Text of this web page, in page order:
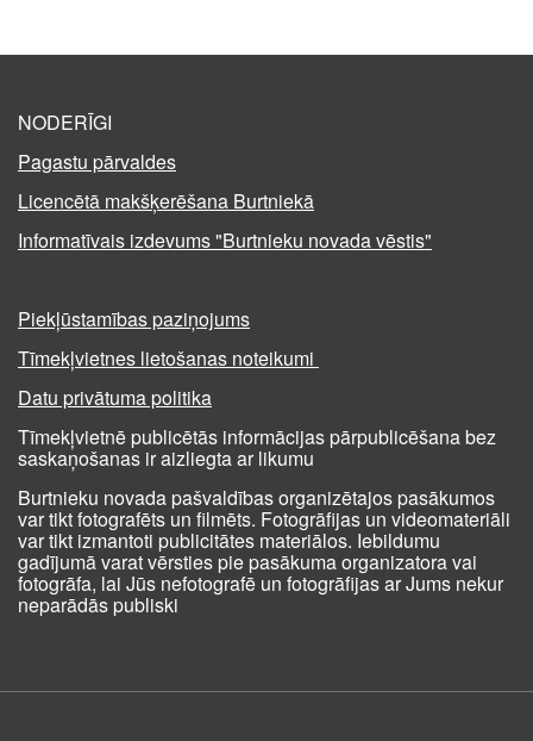
NODERĪGI
Pagastu pārvaldes
Licencētā makšķerēšana Burtniekā
Informatīvais izdevums "Burtnieku novada vēstis"
Piekļūstamības paziņojums
Tīmekļvietnes lietošanas noteikumi
Datu privātuma politika
Tīmekļvietnē publicētās informācijas pārpublicēšana bez
saskaņošanas ir aizliegta ar likumu
Burtnieku novada pašvaldības organizētajos pasākumos
var tikt fotografēts un filmēts. Fotogrāfijas un videomateriāli
var tikt izmantoti publicitātes materiālos. Iebildumu
gadījumā varat vērsties pie pasākuma organizatora vai
fotogrāfa, lai Jūs nefotografē un fotogrāfijas ar Jums nekur
neparādās publiski